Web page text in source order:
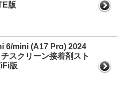
版
6/mini (A17 Pro) 2024
スクリーン接着剤スト
版